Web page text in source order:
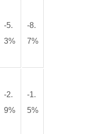
-5.
3%
-8.
7%
-2.
9%
-1.
5%